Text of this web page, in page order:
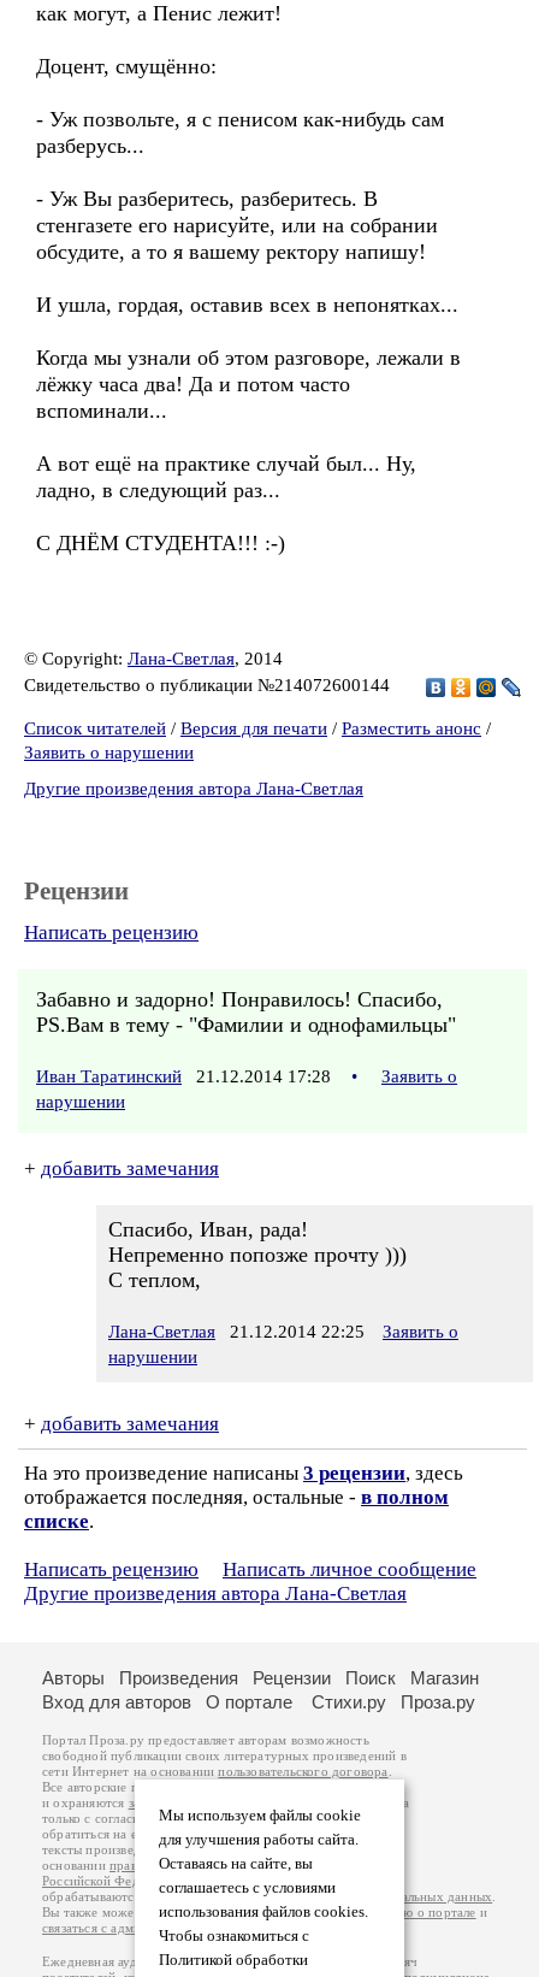
как могут, а Пенис лежит!
Доцент, смущённо:
- Уж позвольте, я с пенисом как-нибудь сам
разберусь...
- Уж Вы разберитесь, разберитесь. В
стенгазете его нарисуйте, или на собрании
обсудите, а то я вашему ректору напишу!
И ушла, гордая, оставив всех в непонятках...
Когда мы узнали об этом разговоре, лежали в
лёжку часа два! Да и потом часто
вспоминали...
А вот ещё на практике случай был... Ну,
ладно, в следующий раз...
С ДНЁМ СТУДЕНТА!!! :-)
© Copyright: Лана-Светлая, 2014
Свидетельство о публикации №214072600144
Список читателей / Версия для печати / Разместить анонс /
Заявить о нарушении
Другие произведения автора Лана-Светлая
Рецензии
Написать рецензию
Забавно и задорно! Понравилось! Спасибо,
PS.Вам в тему - "Фамилии и однофамильцы"
Иван Таратинский 21.12.2014 17:28 •
Заявить о
нарушении
+ добавить замечания
Спасибо, Иван, рада!
Непременно попозже прочту )))
С теплом,
Лана-Светлая 21.12.2014 22:25
Заявить о
нарушении
+ добавить замечания
На это произведение написаны 3 рецензии, здесь
отображается последняя, остальные - в полном
списке.
Написать рецензию
Написать личное сообщение
Другие произведения автора Лана-Светлая
Мы используем файлы cookie
для улучшения работы сайта.
Оставаясь на сайте, вы
соглашаетесь с условиями
использования файлов cookies.
Чтобы ознакомиться с
Политикой обработки
Авторы Произведения Рецензии Поиск
Магазин
Вход для авторов
О портале Стихи.ру Проза.ру
Портал Проза.ру предоставляет авторам возможность
свободной публикации своих литературных произведений в
сети Интернет на основаниипользовательского договора
Все авторские права на произведения принадлежат авторам
и охраняются законом
. Перепечатка произведений возможна
только с согласия его автора, к которому вы можете
обратиться на его авторской странице. Ответственность за
тексты произведений авторы несут самостоятельно на
основанииправил публикацииизаконодательства
Российской Федерации
обрабатываются на основанииПолитики обработки персональных данных
Вы также можете посмотреть более подробнуюинформацию о портале и
связаться с администрацией
Ежедневная аудитория портала Проза.ру – порядка 100 тысяч